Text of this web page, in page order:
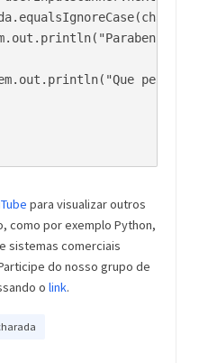
para visualizar outros
como por exemplo Python,
sistemas comerciais
do nosso grupo de
o link.